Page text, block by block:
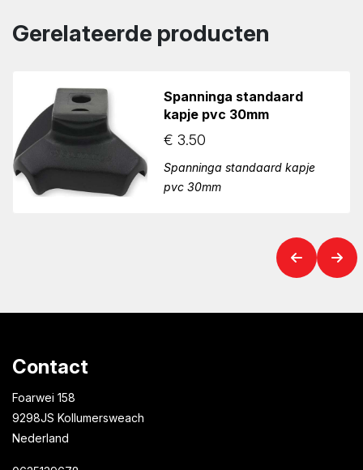
Gerelateerde producten
Spanninga standaard
kapje pvc 30mm
€ 3.50
Spanninga standaard kapje
pvc 30mm
Contact
Foarwei 158
9298JS Kollumersweach
Nederland